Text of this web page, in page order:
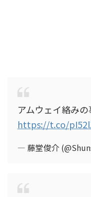
アムウェイ絡み
https://t.co/
— 藤堂俊介